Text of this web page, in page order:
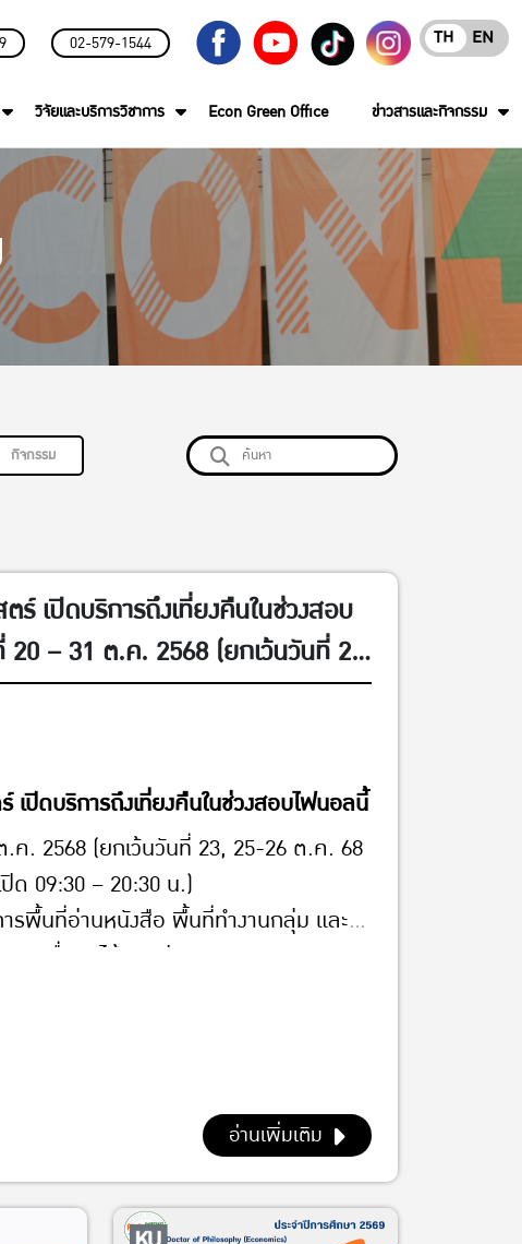
02-579-1544 EN
TH
วิจัยและบริการวิชาการ Econ Green Office ข่าวสารและกิจกรรม
กิจกรรม
ร์ เปิดบริการถึงเที่ยงคืนในช่วงสอบ
– 31 ต.ค. 2568 (ยกเว้นวันที่ 23,
09:30 – 20:30 น.)นิสิตสามารถใช้
อ พื้นที่ทำงานกลุ่ม และบริการอื่น ๆ
เปิดบริการถึงเที่ยงคืนในช่วงสอบไฟนอลนี้
ค. 2568 (ยกเว้นวันที่ 23, 25-26 ต.ค. 68
ปิด 09:30 – 20:30 น.)
รพื้นที่อ่านหนังสือ พื้นที่ทำงานกลุ่ม และ
บริการอื่น ๆ ได้ตามปกติ
อ่านเพิ่มเติม